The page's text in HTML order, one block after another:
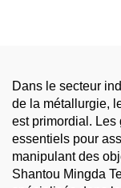
Dans le secteur
de la métallurgie,
est primordial. Les
essentiels pour
manipulant des
Shantou Mingda